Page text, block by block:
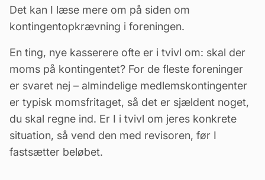
Det kan I læse mere om på siden om
kontingentopkrævning i foreningen.
En ting, nye kasserere ofte er i tvivl om: skal der
moms på kontingentet? For de fleste foreninger
er svaret nej – almindelige medlemskontingenter
er typisk momsfritaget, så det er sjældent noget,
du skal regne ind. Er I i tvivl om jeres konkrete
situation, så vend den med revisoren, før I
fastsætter beløbet.